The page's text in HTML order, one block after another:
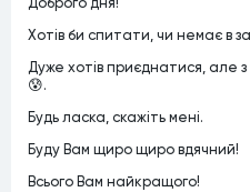
Хотів би спитати, чи немає в
Дуже хотів приєднатися, але
😰.
Будь ласка, скажіть мені.
Буду Вам щиро щиро вдячний!
Всього Вам найкращого!